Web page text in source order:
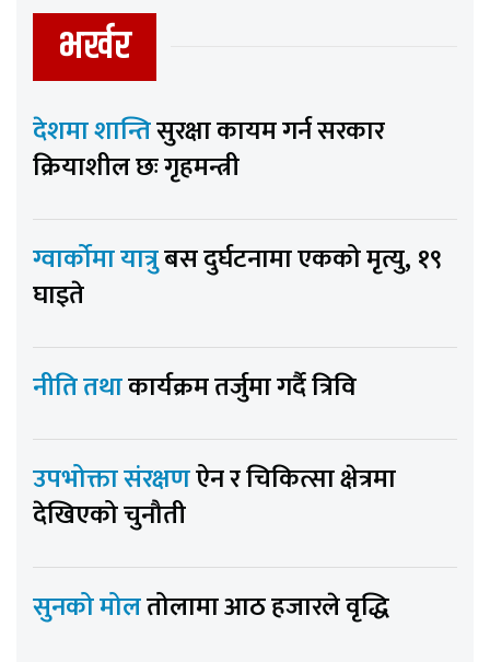
भर्खर
देशमा शान्तिसुरक्षा कायम गर्न सरकार
क्रियाशील छः गृहमन्त्री
ग्वार्कोमा यात्रुबस दुर्घटनामा एकको मृत्यु, १९
घाइते
नीति तथाकार्यक्रम तर्जुमा गर्दै त्रिवि
उपभोक्ता संरक्षणऐन र चिकित्सा क्षेत्रमा
देखिएको चुनौती
सुनको मोलतोलामा आठ हजारले वृद्धि